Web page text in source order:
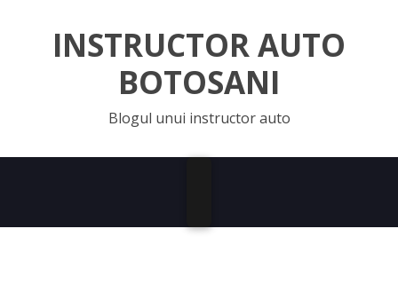
INSTRUCTOR AUTO
BOTOSANI
Blogul unui instructor auto